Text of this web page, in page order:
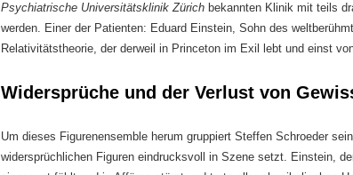
Psychiatrische Universitätsklinik Zürich bekannten Klinik mit teils
werden. Einer der Patienten: Eduard Einstein, Sohn des
Relativitätstheorie, der derweil in Princeton im Exil lebt und einst
Widersprüche und der Verlust von
Um dieses Figurenensemble herum gruppiert Steffen Schroeder
widersprüchlichen Figuren eindrucksvoll in Szene setzt. Einstein,